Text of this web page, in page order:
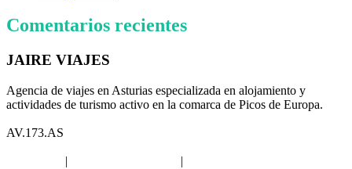
Comentarios recientes
JAIRE VIAJES
Agencia de viajes en Asturias especializada en alojamiento y
actividades de turismo activo en la comarca de Picos de Europa.
AV.173.AS
| |